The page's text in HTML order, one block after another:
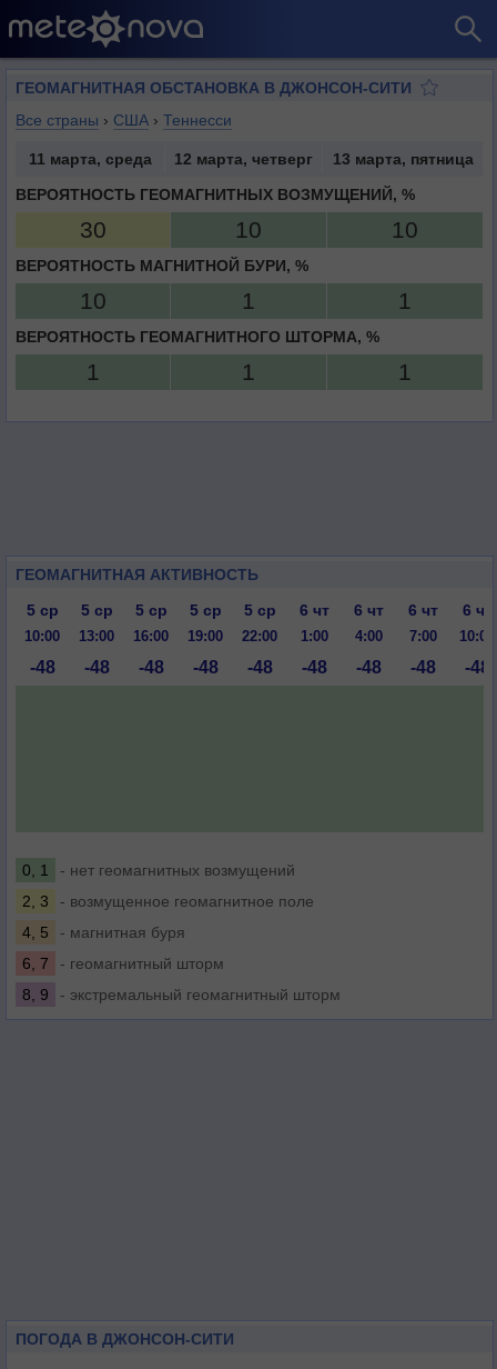
ГЕОМАГНИТНАЯ ОБСТАНОВКА В ДЖОНСОН-СИТИ
Все страны › США › Теннесси
11 марта, среда 12 марта, четверг
13 марта, пятница
ВЕРОЯТНОСТЬ ГЕОМАГНИТНЫХ ВОЗМУЩЕНИЙ, %
30 10 10
ВЕРОЯТНОСТЬ МАГНИТНОЙ БУРИ, %
10 1 1
ВЕРОЯТНОСТЬ ГЕОМАГНИТНОГО ШТОРМА, %
1 1 1
ГЕОМАГНИТНАЯ АКТИВНОСТЬ
5 ср
5 ср 5 ср 5 ср 5 ср 6 чт 6 чт 6 чт 6 чт
10:00 13:00 16:00 19:00 22:00 1:00 4:00 7:00 10:00
-48 -48 -48 -48 -48 -48 -48 -48 -48
0, 1
- нет геомагнитных возмущений
2, 3
- возмущенное геомагнитное поле
4, 5
- магнитная буря
6, 7
- геомагнитный шторм
8, 9
- экстремальный геомагнитный шторм
ПОГОДА В ДЖОНСОН-СИТИ